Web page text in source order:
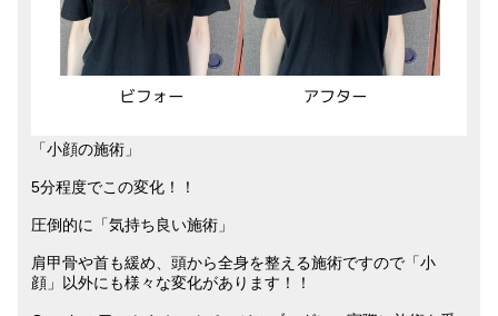
「小顔の施術」
5分程度でこの変化！！
圧倒的に「気持ち良い施術」
肩甲骨や首も緩め、頭から全身を整える施術ですので「小
顔」以外にも様々な変化があります！！